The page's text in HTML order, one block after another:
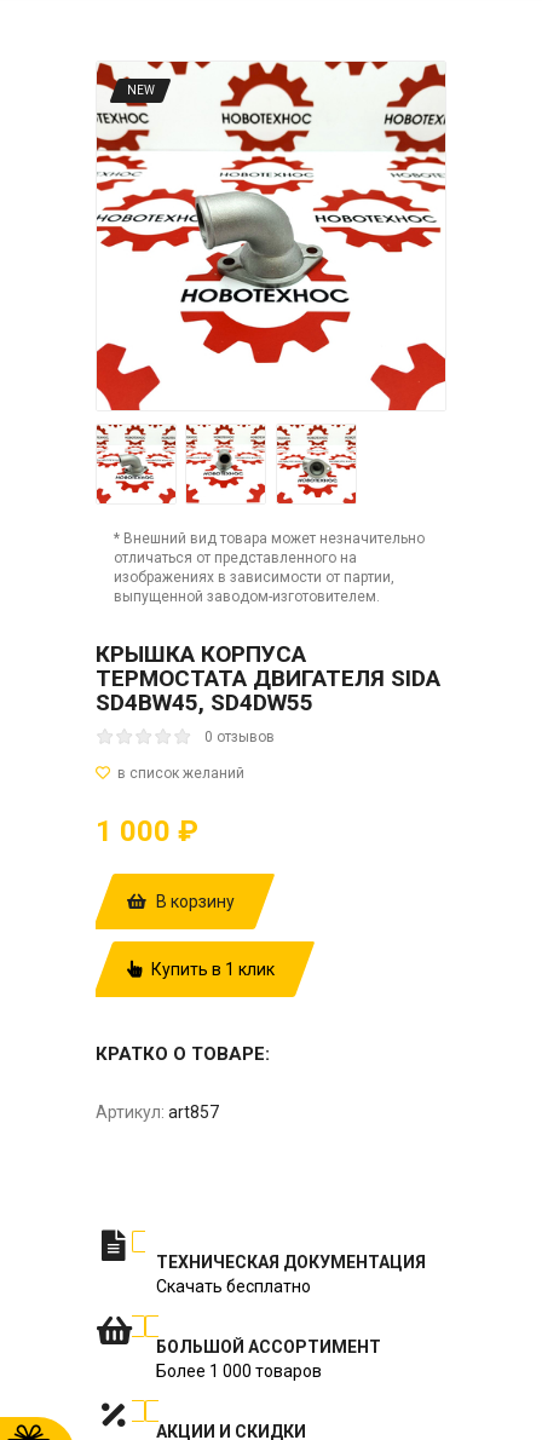
NEW
* Внешний вид товара может незначительно
отличаться от представленного на
изображениях в зависимости от партии,
выпущенной заводом-изготовителем.
КРЫШКА КОРПУСА
ТЕРМОСТАТА ДВИГАТЕЛЯ SIDA
SD4BW45, SD4DW55
0 отзывов
1 000 ₽
В корзину
Купить в 1 клик
КРАТКО О ТОВАРЕ:
Артикул: art857
ТЕХНИЧЕСКАЯ ДОКУМЕНТАЦИЯ
Скачать бесплатно
БОЛЬШОЙ АССОРТИМЕНТ
Более 1 000 товаров
АКЦИИ И СКИДКИ